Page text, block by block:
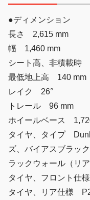
●ディメンション
長さ 2,615 mm
幅 1,460 mm
シート高、非積載時
最低地上高 140 mm
レイク 26°
トレール 96 mm
ホイールベース
タイヤ、タイプ
ズ、バイアスブラッ
ラックウォール（リア
タイヤ、フロント仕
タイヤ、リア仕様